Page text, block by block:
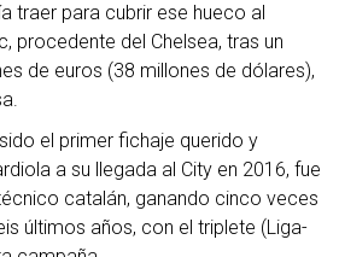
traer para cubrir ese hueco al
procedente del Chelsea, tras un
de euros (38 millones de dólares),
el primer fichaje querido y
a su llegada al City en 2016, fue
catalán, ganando cinco veces
últimos años, con el triplete (Liga-